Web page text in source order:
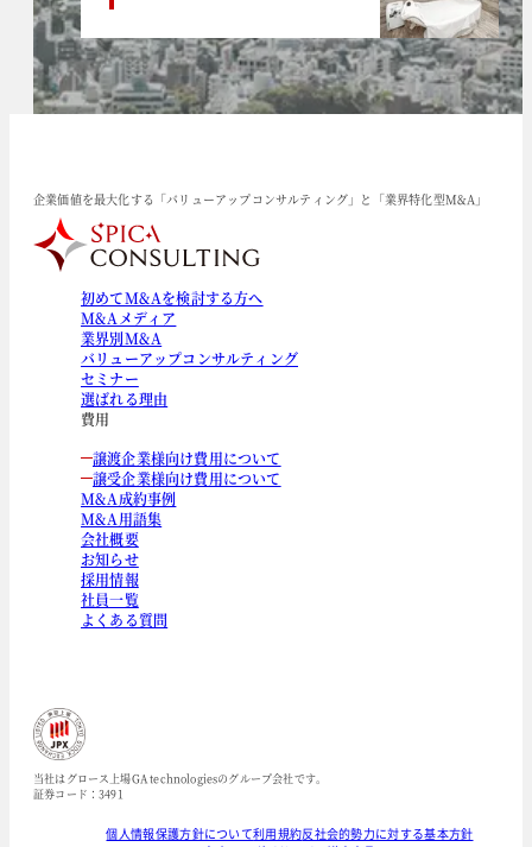
企業価値を最大化する「バリューアップコンサルティング」と「業界特化型M&A」
初めてM&Aを検討する方へ
M&Aメディア
業界別M&A
バリューアップコンサルティング
セミナー
選ばれる理由
費用
譲渡企業様向け費用について
譲受企業様向け費用について
M&A成約事例
M&A用語集
会社概要
お知らせ
採用情報
社員一覧
よくある質問
当社はグロース上場GA technologiesのグループ会社です。
証券コード：3491
個人情報保護方針について利用規約反社会的勢力に対する基本方針